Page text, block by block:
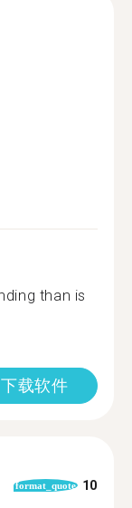
than is
下载软件
format_quote 10